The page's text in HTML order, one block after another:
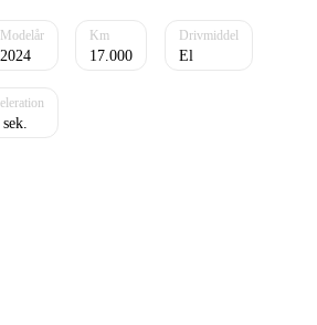
2024 17.000 El